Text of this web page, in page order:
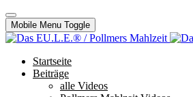
Mobile Menu Toggle
Startseite
Beiträge
alle Videos